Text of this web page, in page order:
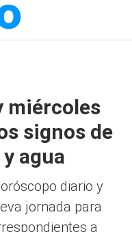
miércoles
signos de
agua
diario y
jornada para
a